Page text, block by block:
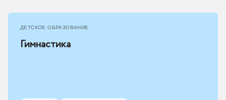
ДЕТСКОЕ ОБРАЗОВАНИЕ
Гимнастика